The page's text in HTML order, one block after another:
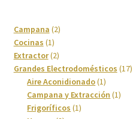
Barra de sonido
Cafetera
Calefacción
Campana 22
Cocinas 11
producto
Extractor 22
productos
Grandes Electrodomésticos 1717
Aire Aconidionado 11
producto
Campana y Extracción 11
Frigoríficos 11